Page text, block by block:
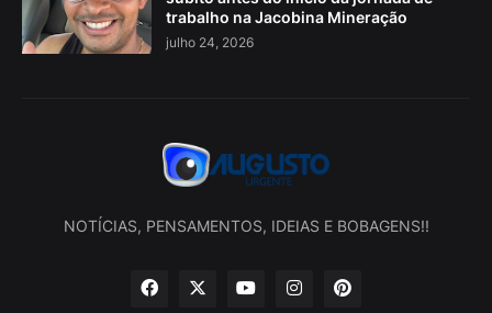
trabalho na Jacobina Mineração
julho 24, 2026
NOTÍCIAS, PENSAMENTOS, IDEIAS E BOBAGENS!!